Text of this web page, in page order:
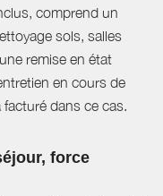
comprend un
sols, salles
remise en état
en cours de
dans ce cas.
force